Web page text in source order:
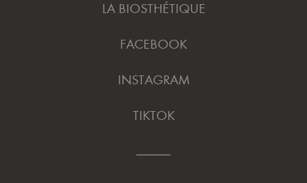
LA BIOSTHÉTIQUE
FACEBOOK
INSTAGRAM
TIKTOK